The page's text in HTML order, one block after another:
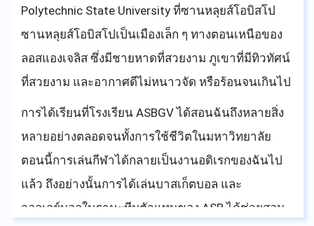
Polytechnic State University ที่ซานหลุยส์โอบิสโป
ซานหลุยส์โอบิสโปเป็นเมืองเล็ก ๆ ทางตอนเหนือของ
ลอสแองเจลิส ซึ่งมีชายหาดที่สวยงาม ภูเขาที่มีทิวทัศน์
ที่สวยงาม และอากาศดีไม่หนาวจัด หรือร้อนจนเกินไป
การได้เรียนที่โรงเรียน ASBGV ได้สอนฉันถึงหลายสิ่ง
หลายอย่างตลอดจนทั้งการใช้ชีวิตในมหาวิทยาลัย
ตอนนี้การเล่นกีฬาได้กลายเป็นงานอดิเรกของฉันไป
แล้ว ถึงอย่างนั้นการได้เล่นบาสเก็ตบอล และ
วอลเลย์บอลในฐานะทีมตัวแทนของ ASB ได้ช่วยสอน